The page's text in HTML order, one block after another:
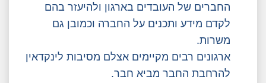
החברים של העובדים בארגון ולהיעזר בהם
לקדם מידע ותכנים על החברה וכמובן גם
משרות.
ארגונים רבים מקיימים אצלם מסיבות לינקדאין
להרחבת החבר מביא חבר.